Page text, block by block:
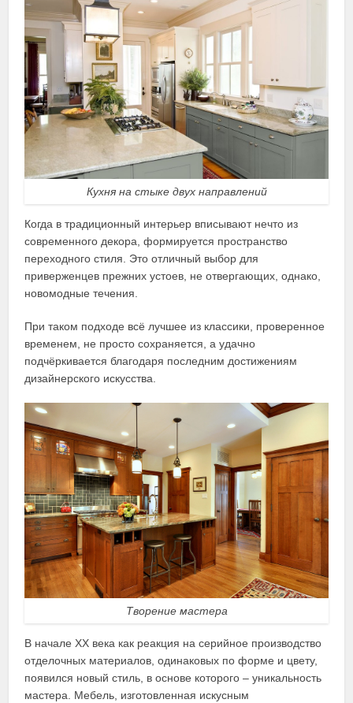
Кухня на стыке двух направлений
Когда в традиционный интерьер вписывают нечто из
современного декора, формируется пространство
переходного стиля. Это отличный выбор для
приверженцев прежних устоев, не отвергающих, однако,
новомодные течения.
При таком подходе всё лучшее из классики, проверенное
временем, не просто сохраняется, а удачно
подчёркивается благодаря последним достижениям
дизайнерского искусства.
Творение мастера
В начале XX века как реакция на серийное производство
отделочных материалов, одинаковых по форме и цвету,
появился новый стиль, в основе которого – уникальность
мастера. Мебель, изготовленная искусным